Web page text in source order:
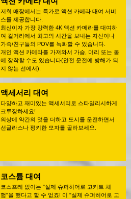
저희 매장에서는 특가로 액션 카메라 대여 서비
스를 제공합니다.
최신이자 가장 강력한 4K 액션 카메라를 대여하
여 길거리에서 최고의 시간을 보내는 자신이나
가족/친구들의 POV를 녹화할 수 있습니다.
개인 액션 카메라를 가져와서 가슴, 머리 또는 몸
에 장착할 수도 있습니다(안전 운전에 방해가 되
지 않는 선에서).
액세서리 대여
다양하고 재미있는 액세서리로 스타일리시하게
크루징하세요!
의상에 약간의 멋을 더하고 도시를 운전하면서
선글라스나 펑키한 모자를 골라보세요.
코스튬 대여
코스프레 없이는 "실제 슈퍼히어로 고카트 체
험"을 했다고 할 수 없죠! 이 "실제 슈퍼히어로 고